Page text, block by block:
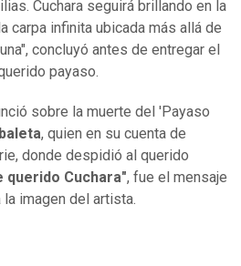
Cuchara seguirá brillando en la
carpa infinita ubicada más allá de
concluyó antes de entregar el
payaso.
sobre la muerte del 'Payaso
, quien en su cuenta de
donde despidió al querido
querido Cuchara", fue el mensaje
imagen del artista.